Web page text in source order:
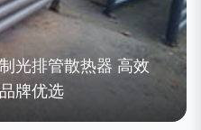
光排管散热器 高效
牌优选